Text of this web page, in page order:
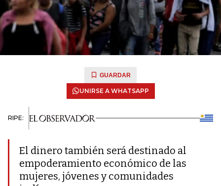
GUARDAR
UNIRSE A WHATSAPP
RIPE:
El dinero también será destinado al
empoderamiento económico de las
mujeres, jóvenes y comunidades